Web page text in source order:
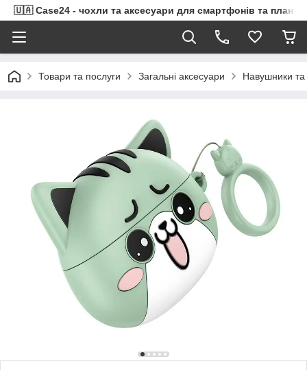
🇺🇦 Case24 - чохли та аксесуари для смартфонів та
Товари та послуги Загальні аксесуари Навушники та